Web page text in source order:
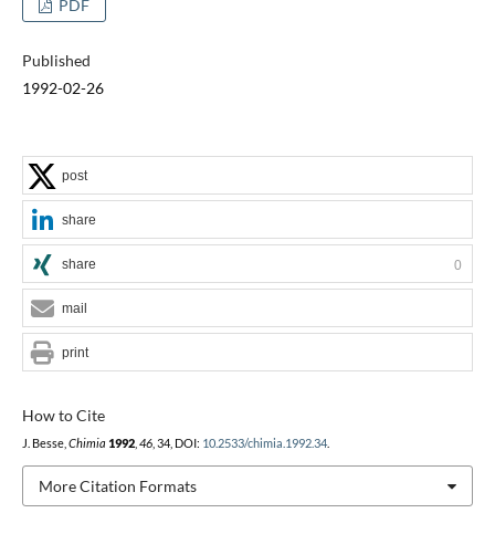
PDF
Published
1992-02-26
How to Cite
J. Besse, Chimia 1992, 46, 34, DOI: 10.2533/chimia.1992.34.
More Citation Formats
post
share
share 0
mail
print